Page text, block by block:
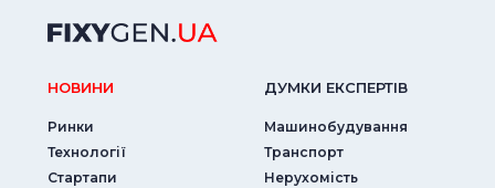
НОВИНИ
Ринки
Технології
Стартапи
ДУМКИ ЕКСПЕРТIВ
Машинобудування
Транспорт
Нерухомість